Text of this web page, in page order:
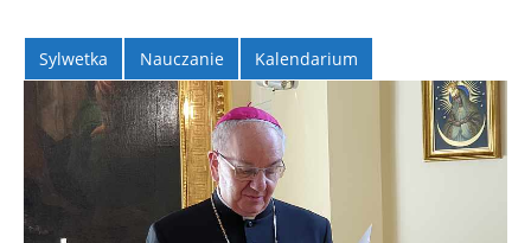
Sylwetka Nauczanie Kalendarium